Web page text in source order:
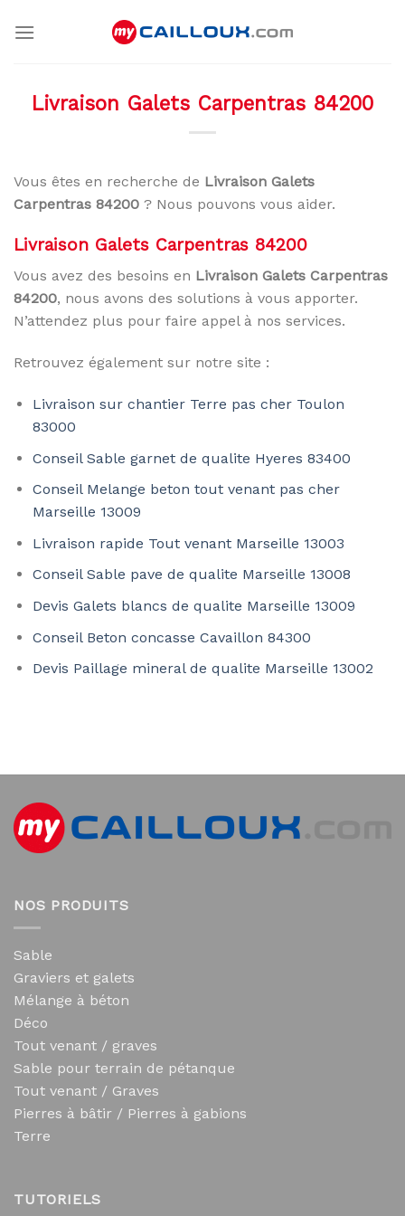
Livraison Galets Carpentras 84200
Vous êtes en recherche de Livraison Galets
Carpentras 84200 ? Nous pouvons vous aider.
Livraison Galets Carpentras 84200
Vous avez des besoins en Livraison Galets Carpentras
84200, nous avons des solutions à vous apporter.
N’attendez plus pour faire appel à nos services.
Retrouvez également sur notre site :
Livraison sur chantier Terre pas cher Toulon
83000
Conseil Sable garnet de qualite Hyeres 83400
Conseil Melange beton tout venant pas cher
Marseille 13009
Livraison rapide Tout venant Marseille 13003
Conseil Sable pave de qualite Marseille 13008
Devis Galets blancs de qualite Marseille 13009
Conseil Beton concasse Cavaillon 84300
Devis Paillage mineral de qualite Marseille 13002
NOS PRODUITS
Sable
Graviers et galets
Mélange à béton
Déco
Tout venant / graves
Sable pour terrain de pétanque
Tout venant / Graves
Pierres à bâtir / Pierres à gabions
Terre
TUTORIELS